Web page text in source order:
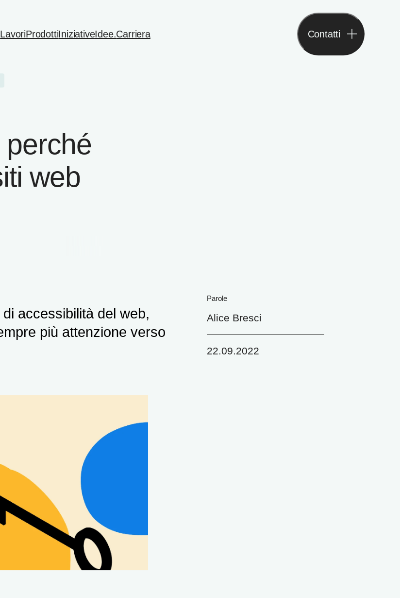
LavoriProdottiIniziativeIdee.Carriera
Contatti
perché
web
accessibilità del web,
più attenzione verso
Parole
Alice Bresci
22.09.2022